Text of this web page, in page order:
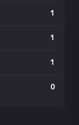
0
1
1
1
0